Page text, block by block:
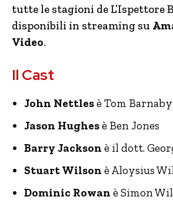
tutte le stagioni de L’Ispettore
disponibili in streaming su
Video.
Il Cast
John Nettlesè Tom Barnaby
Jason Hughesè Ben Jones
Barry Jackson è il dott.
Stuart Wilson è Aloysius
Dominic Rowan è Simon